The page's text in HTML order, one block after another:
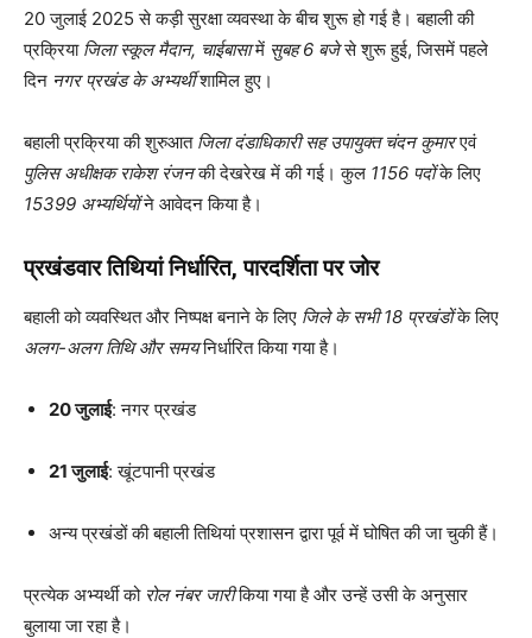
20 जुलाई 2025 से कड़ी सुरक्षा व्यवस्था के बीच शुरू हो गई है। बहाली की
प्रक्रिया जिला स्कूल मैदान, चाईबासामें सुबह 6 बजेसे शुरू हुई, जिसमें पहले
दिन नगर प्रखंड के अभ्यर्थीशामिल हुए।
बहाली प्रक्रिया की शुरुआत जिला दंडाधिकारी सह उपायुक्त चंदन कुमारएवं
पुलिस अधीक्षक राकेश रंजनकी देखरेख में की गई। कुल 1156 पदोंके लिए
15399 अभ्यर्थियोंने आवेदन किया है।
प्रखंडवार तिथियां निर्धारित, पारदर्शिता पर जोर
बहाली को व्यवस्थित और निष्पक्ष बनाने के लिए जिले के सभी 18 प्रखंडोंके लिए
अलग-अलग तिथि और समयनिर्धारित किया गया है।
20 जुलाई: नगर प्रखंड
21 जुलाई: खूंटपानी प्रखंड
अन्य प्रखंडों की बहाली तिथियां प्रशासन द्वारा पूर्व में घोषित की जा चुकी हैं।
प्रत्येक अभ्यर्थी को रोल नंबर जारीकिया गया है और उन्हें उसी के अनुसार
बुलाया जा रहा है।